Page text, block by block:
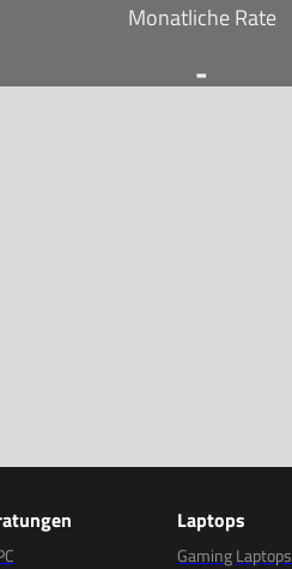
Monatliche Rate
-
Laptops
Gaming Laptops